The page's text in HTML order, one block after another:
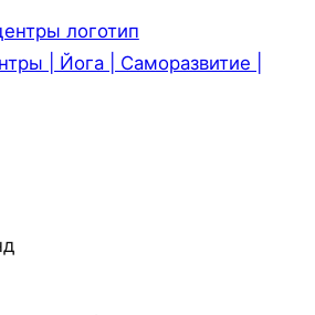
| Йога | Саморазвитие |